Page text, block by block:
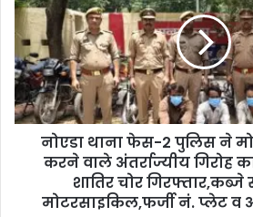
नोएडा थाना फेस-2 पुलिस ने
करने वाले अंतर्राज्यीय गिरोह
शातिर चोर गिरफ्तार,कब्जे
मोटरसाइकिल,फर्जी नं. प्लेट व